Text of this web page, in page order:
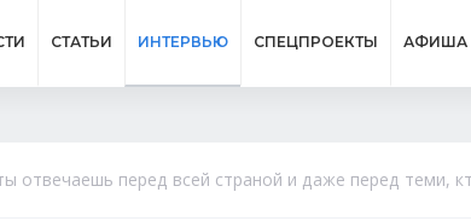
СТАТЬИ ИНТЕРВЬЮ СПЕЦПРОЕКТЫ АФИША
отвечаешь перед всей страной и даже перед теми,